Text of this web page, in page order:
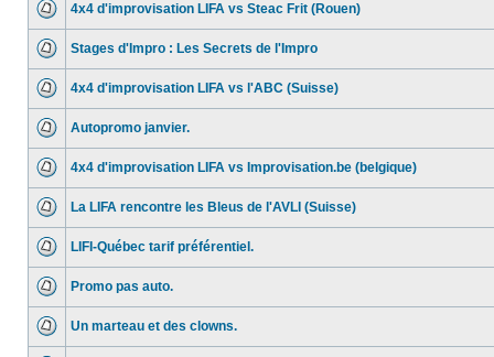
4x4 d'improvisation LIFA vs Steac Frit (Rouen)
Stages d'Impro : Les Secrets de l'Impro
4x4 d'improvisation LIFA vs l'ABC (Suisse)
Autopromo janvier.
4x4 d'improvisation LIFA vs Improvisation.be (belgique)
La LIFA rencontre les Bleus de l'AVLI (Suisse)
LIFI-Québec tarif préférentiel.
Promo pas auto.
Un marteau et des clowns.